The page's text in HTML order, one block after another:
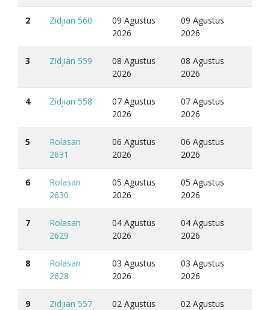
2 Zidjian 560
09 Agustus
2026
09 Agustus
2026
3 Zidjian 559
08 Agustus
2026
08 Agustus
2026
4 Zidjian 558
07 Agustus
2026
07 Agustus
2026
5
Rolasan
2631
06 Agustus
2026
06 Agustus
2026
6
Rolasan
2630
05 Agustus
2026
05 Agustus
2026
7
Rolasan
2629
04 Agustus
2026
04 Agustus
2026
8
Rolasan
2628
03 Agustus
2026
03 Agustus
2026
9 Zidjian 557
02 Agustus
02 Agustus